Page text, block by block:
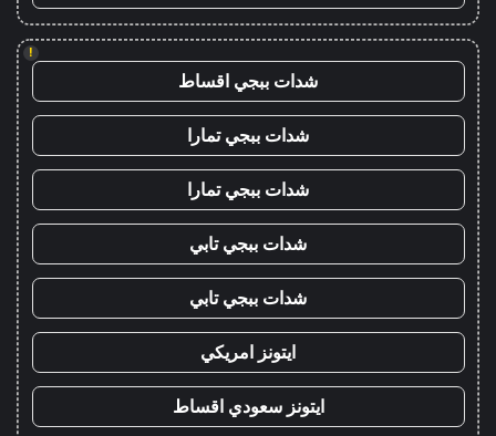
!
شدات ببجي اقساط
شدات ببجي تمارا
شدات ببجي تمارا
شدات ببجي تابي
شدات ببجي تابي
ايتونز امريكي
ايتونز سعودي اقساط